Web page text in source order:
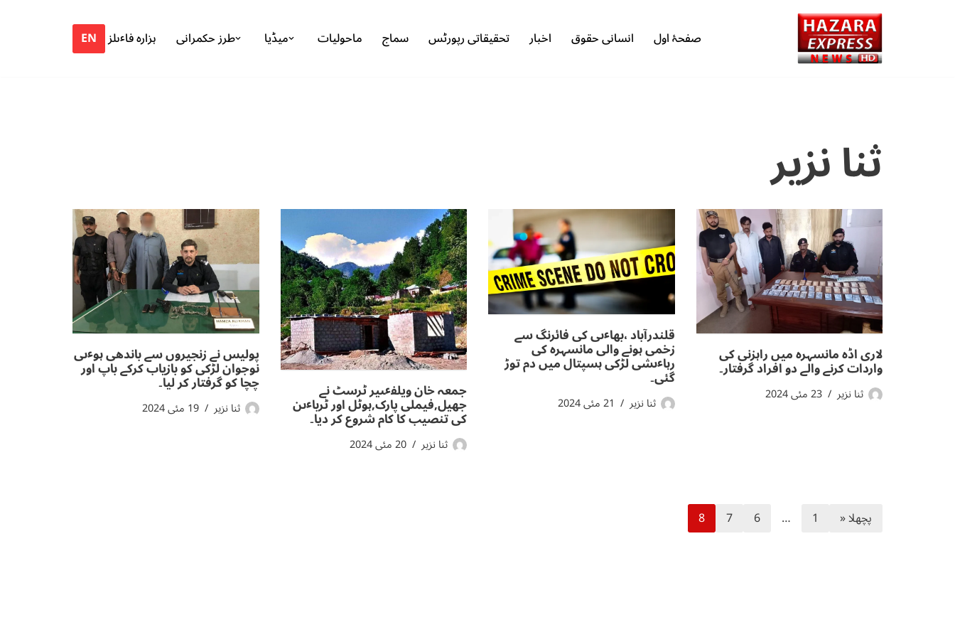
صفحۂ اول انسانی حقوق اخبار تحقیقاتی رپورٹس سماج ماحولیات میڈیا طرز حکمرانی ہزارہ فاٸلز EN
ثنا نزیر
لاری اڈہ مانسہرہ میں راہزنی کی
واردات کرنے والے دو افراد گرفتار۔
ثنا نزیر 23 مئی 2024
قلندرآباد ،بھاٸی کی فائرنگ سے
زخمی ہونے والی مانسہرہ کی
رہاٸشی لڑکی ہسپتال میں دم توڑ
گئی۔
ثنا نزیر 21 مئی 2024 جمعہ خان ویلفٸیر ٹرسٹ نے
جھیل,فیملی پارک,ہوٹل اور ٹرباٸن
کی تنصیب کا کام شروع کر دیا۔
ثنا نزیر 20 مئی 2024
پولیس نے زنجیروں سے باندھی ہوٸی
نوجوان لڑکی کو بازیاب کرکے باپ اور
چچا کو گرفتار کر لیا۔
ثنا نزیر 19 مئی 2024
پچھلا « 1
…
6
7
8